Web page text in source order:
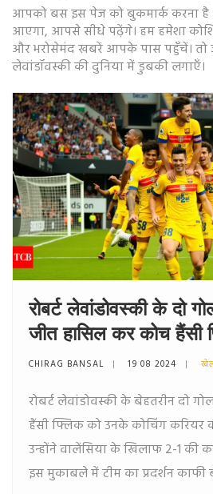
आपको बस इस पेज को बुकमार्क करना
आएगा, आपसे सीधे पढ़ेंगे। हम हमेशा
और भरोसेमंद खबरें आपके पास पहुँचें।
लेवांडॉवस्की की दुनिया में डुबकी लगाएँ।
रोबर्ट लेवांडोवस्की के दो
जीत हासिल कर कोच हैंसी
बार्सिलोना को दिलाई पहली
CHIRAG BANSAL 19 08 2024
रोबर्ट लेवांडोवस्की के बेहतरीन दो
हैंसी फ्लिक को उनके कोचिंग करियर
उन्होंने वालेंसिया के खिलाफ 2-1 की
इस मुकाबले में टीम का प्रदर्शन